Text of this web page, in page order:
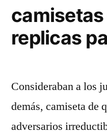
replicas
Consideraban a los
demás, camiseta de
adversarios